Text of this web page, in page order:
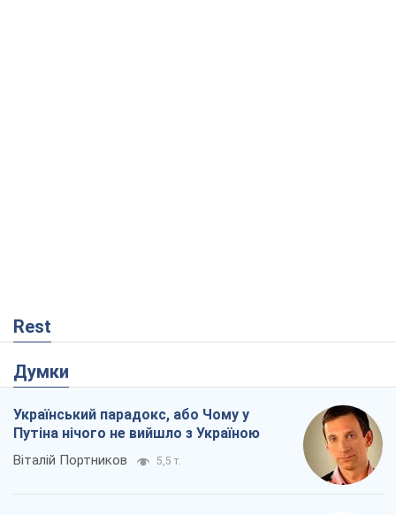
Rest
Думки
Український парадокс, або Чому у
Путіна нічого не вийшло з Україною
Віталій Портников 5,5 т.